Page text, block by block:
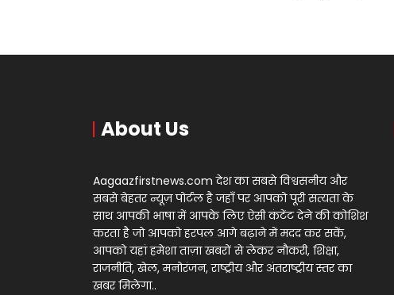
About Us
Aagaazfirstnews.com देश का सबसे विश्वसनीय और
सबसे बेहतर न्यूज़ पोर्टल है जहाँ पर आपको पूरी सत्यता के
साथ आपकी भाषा में आपके लिए ऐसी कंटेंट देने की कोशिश
करता है जो आपको हरपल आगे बढ़ाने में मदद कर सकें,
आपको यहां हमेशा ताज़ा खबरों से लेकर नौकरी, शिक्षा,
राजनीति, खेल, मनोरंजन, राष्ट्रीय और अंतराष्ट्रीय स्तर का
खबर मिलेगा..